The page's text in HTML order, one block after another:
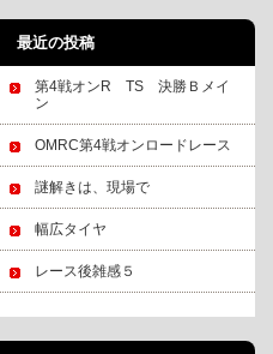
最近の投稿
第4戦オンR TS 決勝Ｂメイ
ン
OMRC第4戦オンロードレース
謎解きは、現場で
幅広タイヤ
レース後雑感５